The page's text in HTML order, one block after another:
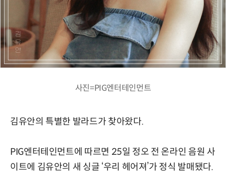
사진=PIG엔터테인먼트
김유안의 특별한 발라드가 찾아왔다.
PIG엔터테인먼트에 따르면 25일 정오 전 온라인 음원 사
이트에 김유안의 새 싱글 ‘우리 헤어져’가 정식 발매됐다.